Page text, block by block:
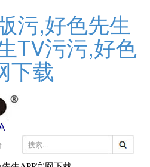
污,好色先生
TV污污,好色
下载